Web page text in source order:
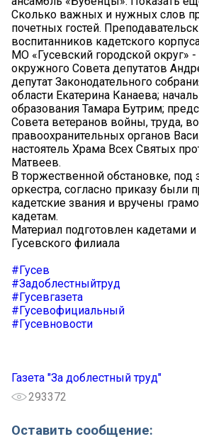
Сколько важных и нужных слов
почетных гостей.
воспитанников кадетского
МО «Гусевский городской округ»
окружного Совета депутатов
депутат Законодательного
области Екатерина Канаева;
образования Тамара Бутрим;
Совета ветеранов войны, труда,
правоохранительных органов
настоятель Храма Всех Святых
Матвеев.
В торжественной обстановке, под
оркестра, согласно приказу были
кадетские звания и вручены
кадетам.
Материал подготовлен кадетами
Гусевского филиала
#Гусев
#Задоблестныйтруд
#Гусевгазета
#Гусевофициальный
#Гусевновости
Газета "За доблестный труд"
293372
Оставить сообщение: